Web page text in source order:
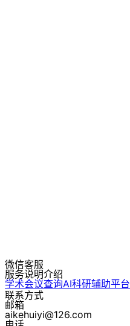
微信客服
服务说明介绍
学术会议查询AI科研辅助平台
联系方式
邮箱
aikehuiyi@126.com